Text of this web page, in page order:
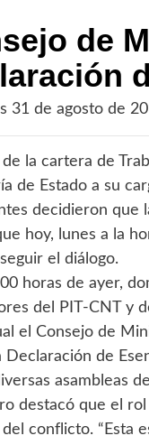
de
31 de agosto de
de la cartera de
de Estado a su
decidieron que
hoy, lunes a la
el diálogo.
horas de ayer,
del PIT-CNT y
el Consejo de
de
asambleas
destacó que el
conflicto. “Esta